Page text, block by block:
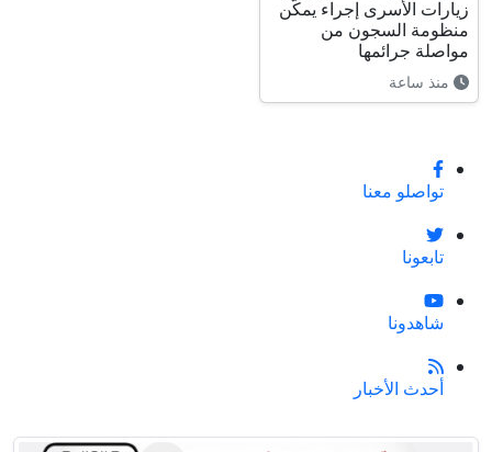
زيارات الأسرى إجراء يمكّن
منظومة السجون من
مواصلة جرائمها
منذ ساعة
تواصلو معنا
تابعونا
شاهدونا
أحدث الأخبار